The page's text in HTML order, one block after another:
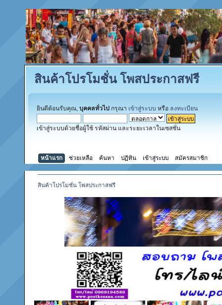
สินค้าโปรโมชั่น โพสประกาสฟรี
ยินดีต้อนรับคุณ, บุคคลทั่วไป กรุณา เข้าสู่ระบบ หรือ ลงทะเบียน
เข้าสู่ระบบด้วยชื่อผู้ใช้ รหัสผ่าน และระยะเวลาในเซสชั่น
หน้าแรก ช่วยเหลือ ค้นหา ปฏิทิน เข้าสู่ระบบ สมัครสมาชิก
สินค้าโปรโมชั่น โพสประกาสฟรี